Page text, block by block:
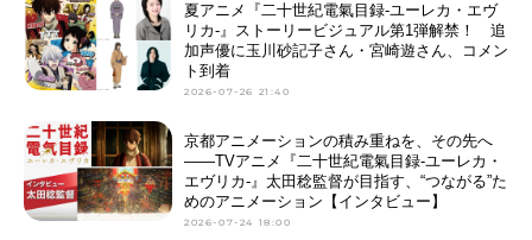
夏アニメ『二十世紀電氣目録-ユーレカ・エヴ
リカ-』ストーリービジュアル第1弾解禁！ 追
加声優に玉川砂記子さん・宮崎遊さん、コメン
ト到着
2026-07-26 21:40
京都アニメーションの積み重ねを、その先へ
――TVアニメ『二十世紀電氣目録-ユーレカ・
エヴリカ-』太田稔監督が目指す、“つながる”た
めのアニメーション【インタビュー】
2026-07-24 18:00